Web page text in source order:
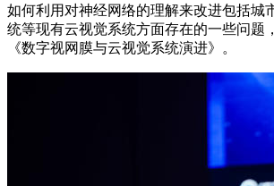
如何利用对神经网络的理解来改进包括城
统等现有云视觉系统方面存在的一些问题
《数字视网膜与云视觉系统演进》。